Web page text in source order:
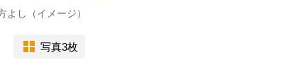
し（イメージ）
写真3枚